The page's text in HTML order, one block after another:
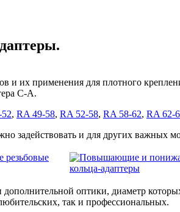
их применения для плотного
C-A.
, RA 49-58, RA 52-58, RA 58-62, RA 62-
и для других важных
оптики, диаметр
так и профессиональных.